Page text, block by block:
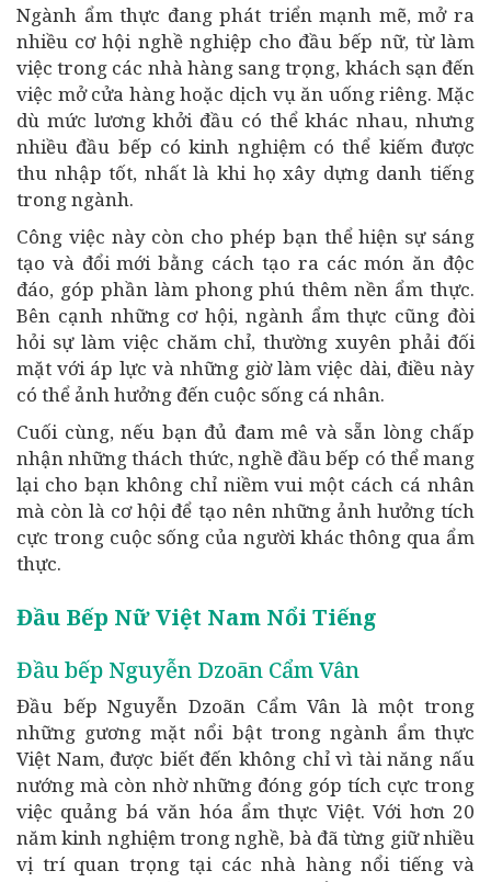
Ngành ẩm thực đang phát triển mạnh mẽ, mở ra
nhiều cơ hội nghề nghiệp cho đầu bếp nữ, từ làm
việc trong các nhà hàng sang trọng, khách sạn đến
việc mở cửa hàng hoặc dịch vụ ăn uống riêng. Mặc
dù mức lương khởi đầu có thể khác nhau, nhưng
nhiều đầu bếp có kinh nghiệm có thể kiếm được
thu nhập tốt, nhất là khi họ xây dựng danh tiếng
trong ngành.
Công việc này còn cho phép bạn thể hiện sự sáng
tạo và đổi mới bằng cách tạo ra các món ăn độc
đáo, góp phần làm phong phú thêm nền ẩm thực.
Bên cạnh những cơ hội, ngành ẩm thực cũng đòi
hỏi sự làm việc chăm chỉ, thường xuyên phải đối
mặt với áp lực và những giờ làm việc dài, điều này
có thể ảnh hưởng đến cuộc sống cá nhân.
Cuối cùng, nếu bạn đủ đam mê và sẵn lòng chấp
nhận những thách thức, nghề đầu bếp có thể mang
lại cho bạn không chỉ niềm vui một cách cá nhân
mà còn là cơ hội để tạo nên những ảnh hưởng tích
cực trong cuộc sống của người khác thông qua ẩm
thực.
Đầu Bếp Nữ Việt Nam Nổi Tiếng
Đầu bếp Nguyễn Dzoãn Cẩm Vân
Đầu bếp Nguyễn Dzoãn Cẩm Vân là một trong
những gương mặt nổi bật trong ngành ẩm thực
Việt Nam, được biết đến không chỉ vì tài năng nấu
nướng mà còn nhờ những đóng góp tích cực trong
việc quảng bá văn hóa ẩm thực Việt. Với hơn 20
năm kinh nghiệm trong nghề, bà đã từng giữ nhiều
vị trí quan trọng tại các nhà hàng nổi tiếng và